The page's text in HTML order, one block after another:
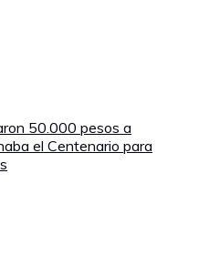
50.000 pesos a
el Centenario para